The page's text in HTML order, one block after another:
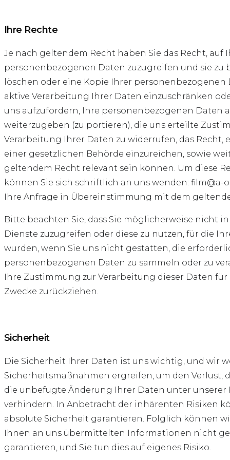
Ihre Rechte
Je nach geltendem Recht haben Sie das Recht, auf
personenbezogenen Daten zuzugreifen und sie zu
löschen oder eine Kopie Ihrer personenbezogenen
aktive Verarbeitung Ihrer Daten einzuschränken
uns aufzufordern, Ihre personenbezogenen Daten
weiterzugeben (zu portieren), die uns erteilte
Verarbeitung Ihrer Daten zu widerrufen, das Recht,
einer gesetzlichen Behörde einzureichen, sowie
geltendem Recht relevant sein können. Um diese
können Sie sich schriftlich an uns wenden: film@a-
Ihre Anfrage in Übereinstimmung mit dem
Bitte beachten Sie, dass Sie möglicherweise nicht
Dienste zuzugreifen oder diese zu nutzen, für die
wurden, wenn Sie uns nicht gestatten, die
personenbezogenen Daten zu sammeln oder zu
Ihre Zustimmung zur Verarbeitung dieser Daten
Zwecke zurückziehen.
Sicherheit
Die Sicherheit Ihrer Daten ist uns wichtig, und wir
Sicherheitsmaßnahmen ergreifen, um den Verlust,
die unbefugte Änderung Ihrer Daten unter unserer
verhindern. In Anbetracht der inhärenten Risiken
absolute Sicherheit garantieren. Folglich können
Ihnen an uns übermittelten Informationen nicht
garantieren, und Sie tun dies auf eigenes Risiko.